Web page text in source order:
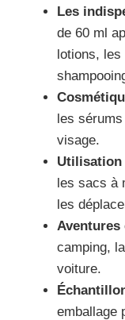
Les
de 60 ml
lotions, les
les
visage.
Utilisation
les sacs à
les
Aventures
camping,
voiture.
emballage